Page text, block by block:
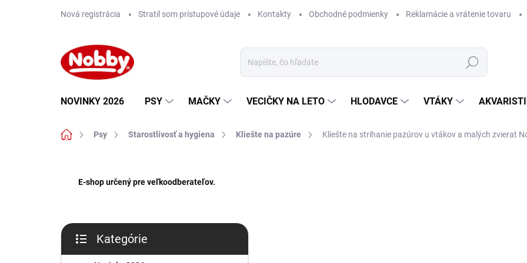
Nová registrácia Stratil som prístupové údaje Kontakty Obchodné podmienky Reklamácie a vrátenie tovaru
Hľadať
NOVINKY 2026 PSY MAČKY VECIČKY NA LETO HLODAVCE VTÁKY
DomovPsy Starostlivosť a hygiena Kliešte na pazúre Kliešte na strihanie pazúrov u vtákov a malých zvierat
p
n
E-shop určený pre veľkoodberateľov.
kategórie
Kategórie